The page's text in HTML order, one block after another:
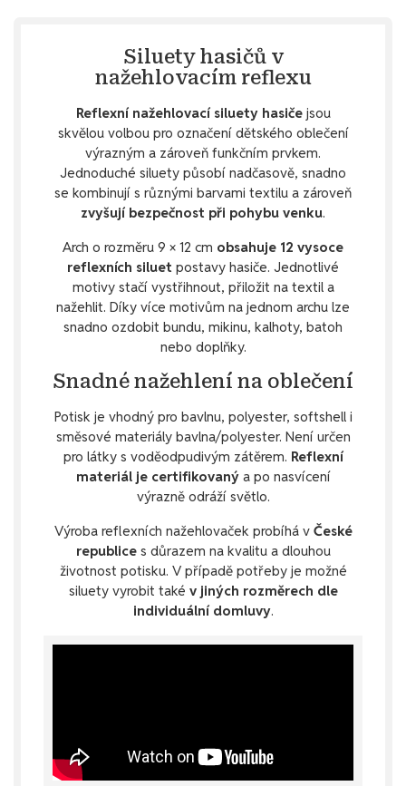
Siluety hasičů v
nažehlovacím reflexu
Reflexní nažehlovací siluety hasičejsou
skvělou volbou pro označení dětského oblečení
výrazným a zároveň funkčním prvkem.
Jednoduché siluety působí nadčasově, snadno
se kombinují s různými barvami textilu a zároveň
zvyšují bezpečnost při pohybu venku.
Arch o rozměru 9 × 12 cm obsahuje 12 vysoce
reflexních siluet postavy hasiče. Jednotlivé
motivy stačí vystřihnout, přiložit na textil a
nažehlit. Díky více motivům na jednom archu lze
snadno ozdobit bundu, mikinu, kalhoty, batoh
nebo doplňky.
Snadné nažehlení na oblečení
Potisk je vhodný pro bavlnu, polyester, softshell i
směsové materiály bavlna/polyester. Není určen
pro látky s voděodpudivým zátěrem. Reflexní
materiál je certifikovanýa po nasvícení
výrazně odráží světlo.
Výroba reflexních nažehlovaček probíhá v České
republices důrazem na kvalitu a dlouhou
životnost potisku. V případě potřeby je možné
siluety vyrobit také v jiných rozměrech dle
individuální domluvy.